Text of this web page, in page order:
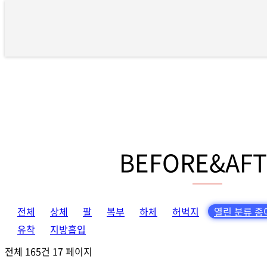
전체 상체 팔 복부 하체 허벅지 열린 분류 종
유착
지방흡입
전체 165건 17 페이지